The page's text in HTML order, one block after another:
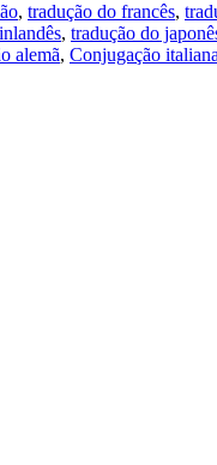
, tradução do francês,
, tradução do
alemã, Conjugação italiana